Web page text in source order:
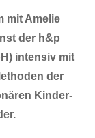
mit Amelie
der h&p
intensiv mit
der
Kinder-